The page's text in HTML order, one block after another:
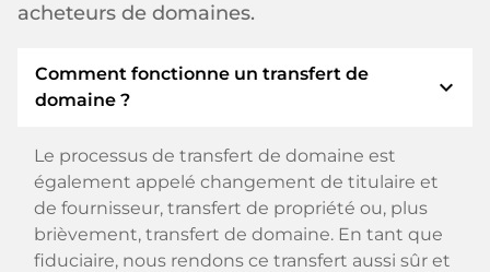
acheteurs de domaines.
Comment fonctionne un transfert de
domaine ?
expand_more
Le processus de transfert de domaine est
également appelé changement de titulaire et
de fournisseur, transfert de propriété ou, plus
brièvement, transfert de domaine. En tant que
fiduciaire, nous rendons ce transfert aussi sûr et